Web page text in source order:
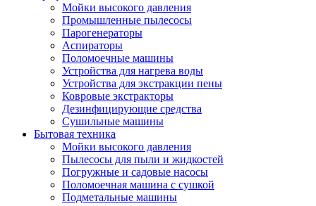
Мойки высокого давления
Промышленные пылесосы
Парогенераторы
Аспираторы
Поломоечные машины
Устройства для нагрева воды
Устройства для экстракции пены
Ковровые экстракторы
Дезинфицирующие средства
Сушильные машины
Бытовая техника
Мойки высокого давления
Пылесосы для пыли и жидкостей
Погружные и садовые насосы
Поломоечная машина с сушкой
Подметальные машины